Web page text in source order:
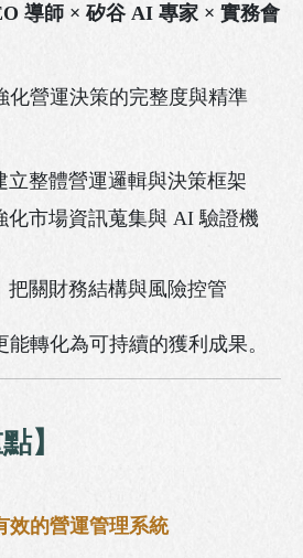
導師 × 矽谷 AI 專家 × 實務會
化營運決策的完整度與精準
立整體營運邏輯與決策框架
化市場資訊蒐集與 AI 驗證機
把關財務結構與風險控管
轉化為可持續的獲利成果。
】
效的營運管理系統